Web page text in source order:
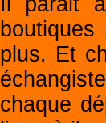
plus. Et
chaque